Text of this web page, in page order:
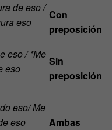
de eso /
eso
Con
preposición
eso / *Me
eso
Sin
preposición
eso/ Me
eso
Ambas